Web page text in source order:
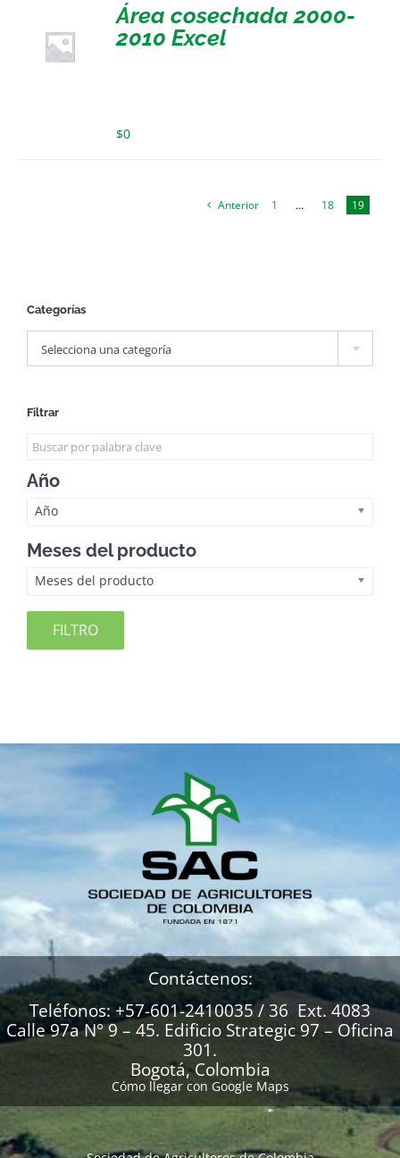
Área cosechada 2000-
2010 Excel
$0
Anterior 1 … 18 19
Categorías
Selecciona una categoría
Filtrar
Año
Año
Meses del producto
Meses del producto
FILTRO
Contáctenos:
Teléfonos: +57-601-2410035 / 36 Ext. 4083
Calle 97a N° 9 – 45. Edificio Strategic 97 – Oficina
301.
Bogotá, Colombia
Cómo llegar con Google Maps